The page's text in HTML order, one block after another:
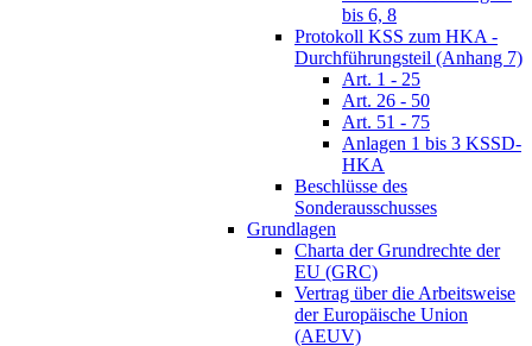
bis 6, 8
Protokoll KSS zum HKA -
Durchführungsteil (Anhang 7)
Art. 1 - 25
Art. 26 - 50
Art. 51 - 75
Anlagen 1 bis 3 KSSD-
HKA
Beschlüsse des
Sonderausschusses
Grundlagen
Charta der Grundrechte der
EU (GRC)
Vertrag über die Arbeitsweise
der Europäische Union
(AEUV)